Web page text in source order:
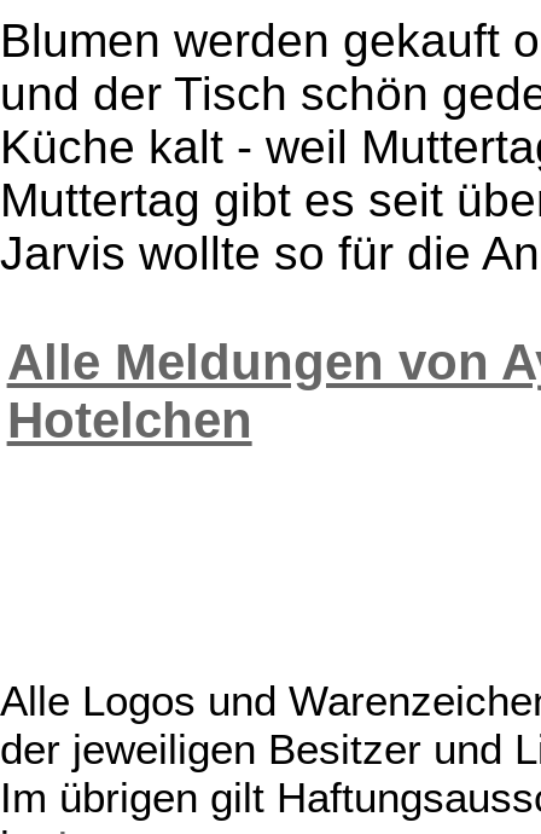
Blumen werden gekauft
und der Tisch schön
Küche kalt - weil
Muttertag gibt es seit
Jarvis wollte so für die
Alle Meldungen von
Hotelchen
Alle Logos und
der jeweiligen Besitzer und
Im übrigen gilt